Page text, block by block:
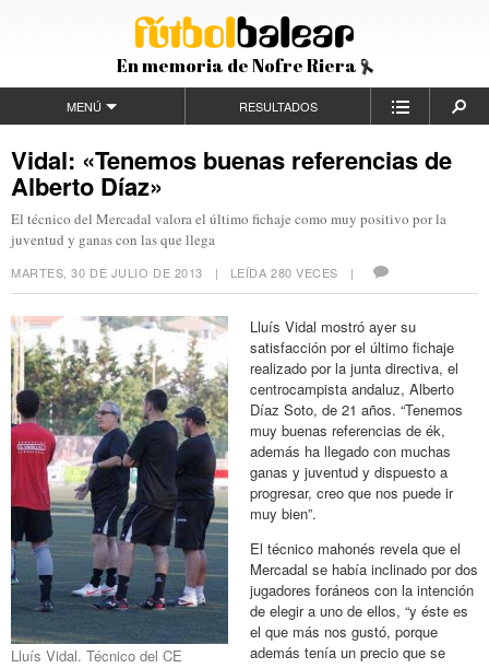
En memoria de Nofre Riera
MENÚ RESULTADOS
Vidal: «Tenemos buenas referencias de
Alberto Díaz»
El técnico del Mercadal valora el último fichaje como muy positivo por la
juventud y ganas con las que llega
MARTES, 30 DE JULIO DE 2013 | LEÍDA 280 VECES |
Lluís Vidal. Técnico del CE
Lluís Vidal mostró ayer su
satisfacción por el último fichaje
realizado por la junta directiva, el
centrocampista andaluz, Alberto
Díaz Soto, de 21 años. “Tenemos
muy buenas referencias de ék,
además ha llegado con muchas
ganas y juventud y dispuesto a
progresar, creo que nos puede ir
muy bien”.
El técnico mahonés revela que el
Mercadal se había inclinado por dos
jugadores foráneos con la intención
de elegir a uno de ellos, “y éste es
el que más nos gustó, porque
además tenía un precio que se